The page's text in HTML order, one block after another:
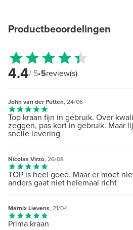
Productbeoordelingen
4.4/ 5•5review(s)
John van der Putten, 24/06
Top kraan fijn in gebruik. Over
zeggen, pas kort in gebruik. Maar
snelle levering
Nicolas Virzo, 26/08
TOP is heel goed. Maar er moet
anders gaat niet helemaal richt
Marnix Lievens, 21/04
Prima kraan